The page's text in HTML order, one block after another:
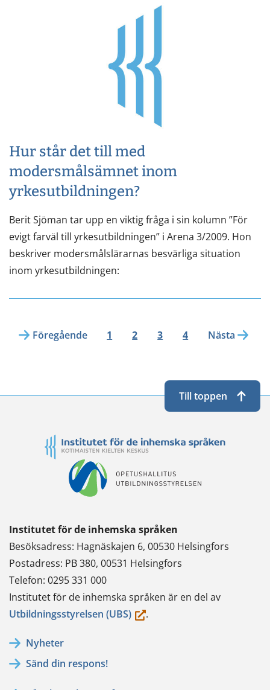
Hur står det till med
modersmålsämnet inom
yrkesutbildningen?
Berit Sjöman tar upp en viktig fråga i sin kolumn ”För
evigt farväl till yrkesutbildningen” i Arena 3/2009. Hon
beskriver modersmålslärarnas besvärliga situation
inom yrkesutbildningen:
Föregående 1 2 3 4 Nästa
Institutet för de inhemska språken
Besöksadress: Hagnäskajen 6, 00530 Helsingfors
Postadress: PB 380, 00531 Helsingfors
Telefon: 0295 331 000
Institutet för de inhemska språken är en del av
Utbildningsstyrelsen (UBS)(du.
Nyheter
Sänd din respons!
Till toppen